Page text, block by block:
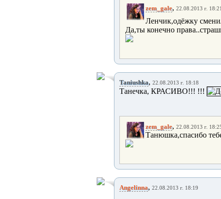
zem_gale, 22.08.2013 г.
Ленчик,одёжку
Да,ты конечно
Taniushka, 22.08.2013 г. 18:18
Танечка, КРАСИВО!!! !!!
zem_gale, 22.08.2013 г.
Танюшка,спасибо
Angelinna, 22.08.2013 г. 18:19